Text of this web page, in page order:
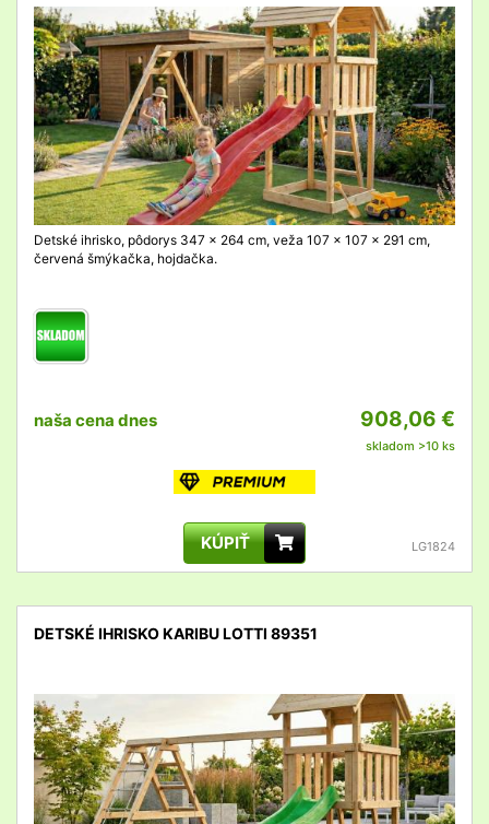
detail
Detské ihrisko, pôdorys 347 x 264 cm, veža 107 x 107 x 291 cm,
červená šmýkačka, hojdačka.
naša cena dnes 908,06 €
skladom >10 ks
KÚPIŤ LG1824
DETSKÉ IHRISKO KARIBU LOTTI 89351
detail